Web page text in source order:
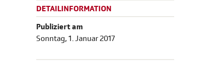
DETAILINFORMATION
Publiziert am
Sonntag, 1. Januar 2017